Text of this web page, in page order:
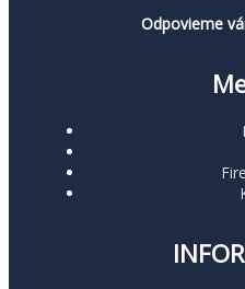
Odpovieme